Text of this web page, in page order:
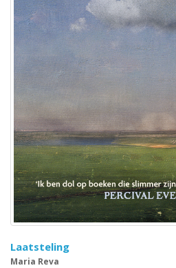
Laatsteling
Maria Reva